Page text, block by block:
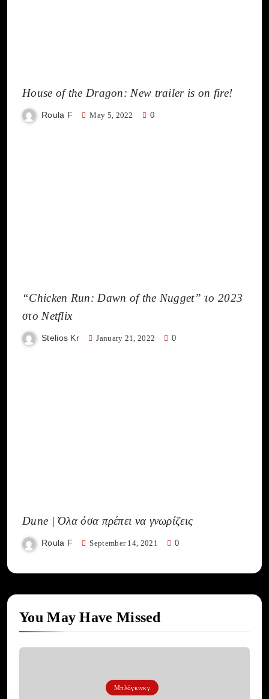
House of the Dragon: New trailer is on fire!
Roula F May 5, 2022 0
“Chicken Run: Dawn of the Nugget” το 2023
στο Netflix
Stelios Kr January 21, 2022 0
Dune | Όλα όσα πρέπει να γνωρίζεις
Roula F September 14, 2021 0
You May Have Missed
Μπλόγκινκγ